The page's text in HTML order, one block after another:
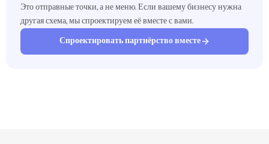
Это отправные точки, а не меню. Если вашему бизнесу нужна
другая схема, мы спроектируем её вместе с вами.
Спроектировать партнёрство вместе